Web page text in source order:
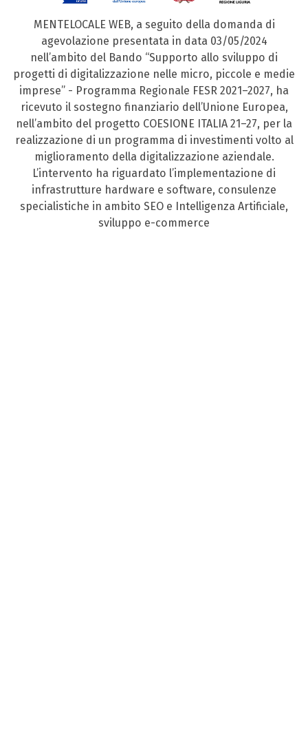
MENTELOCALE WEB, a seguito della domanda di
agevolazione presentata in data 03/05/2024
nell’ambito del Bando “Supporto allo sviluppo di
progetti di digitalizzazione nelle micro, piccole e medie
imprese” - Programma Regionale FESR 2021–2027, ha
ricevuto il sostegno finanziario dell’Unione Europea,
nell’ambito del progetto COESIONE ITALIA 21–27, per la
realizzazione di un programma di investimenti volto al
miglioramento della digitalizzazione aziendale.
L’intervento ha riguardato l’implementazione di
infrastrutture hardware e software, consulenze
specialistiche in ambito SEO e Intelligenza Artificiale,
sviluppo e-commerce